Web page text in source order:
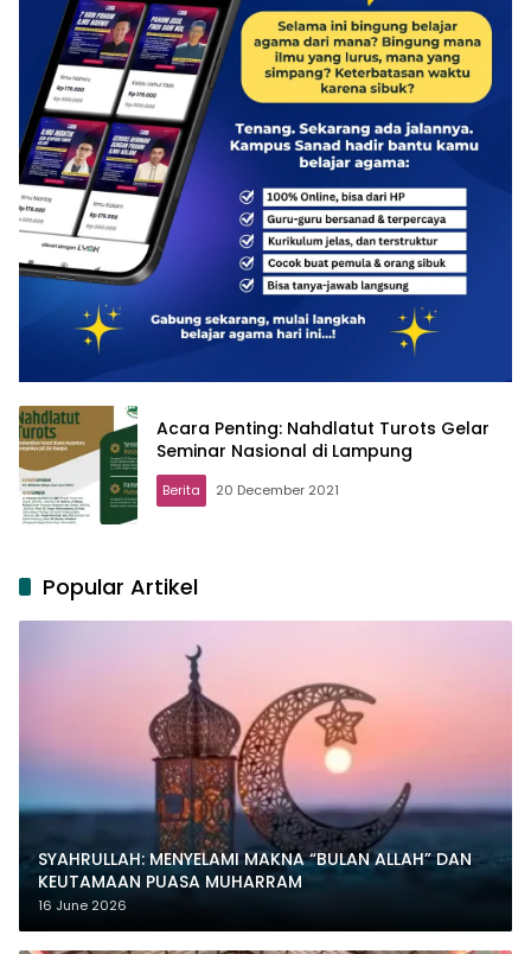
Acara Penting: Nahdlatut Turots Gelar
Seminar Nasional di Lampung
Berita 20 December 2021
Popular Artikel
SYAHRULLAH: MENYELAMI MAKNA “BULAN ALLAH” DAN
KEUTAMAAN PUASA MUHARRAM
16 June 2026